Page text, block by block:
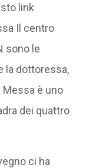
link
Il centro
sono le
la dottoressa,
è uno
dei quattro
ci ha